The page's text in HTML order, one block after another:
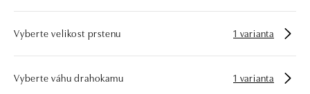
Vyberte velikost prstenu 1 varianta
Vyberte váhu drahokamu 1 varianta